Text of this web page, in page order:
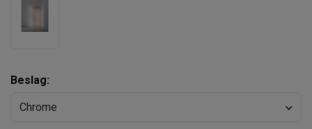
Beslag:
Chrome